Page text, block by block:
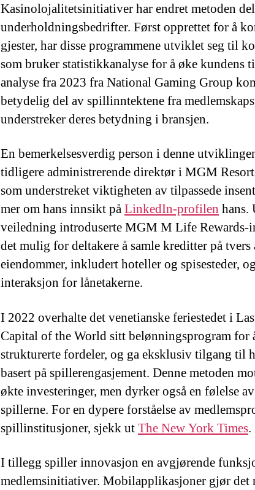
Kasinolojalitetsinitiativer har endret metoden
underholdningsbedrifter. Først opprettet for å
gjester, har disse programmene utviklet seg til
som bruker statistikkanalyse for å øke kundens
analyse fra 2023 fra National Gaming Group
betydelig del av spillinntektene fra
understreker deres betydning i bransjen.
En bemerkelsesverdig person i denne
tidligere administrerende direktør i MGM
som understreket viktigheten av tilpassede
mer om hans innsikt påLinkedIn-profilen hans.
veiledning introduserte MGM M Life
det mulig for deltakere å samle kreditter på
eiendommer, inkludert hoteller og spisesteder,
interaksjon for lånetakerne.
I 2022 overhalte det venetianske feriestedet i
Capital of the World sitt belønningsprogram for
strukturerte fordeler, og ga eksklusiv tilgang til
basert på spillerengasjement. Denne metoden
økte investeringer, men dyrker også en følelse
spillerne. For en dypere forståelse av
spillinstitusjoner, sjekk utThe New York Times.
I tillegg spiller innovasjon en avgjørende
medlemsinitiativer. Mobilapplikasjoner gjør det